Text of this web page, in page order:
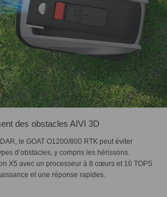
des obstacles AIVI 3D
le GOAT O1200/800 RTK peut éviter
d’obstacles, y compris les hérissons.
X5 avec un processeur à 8 cœurs et 10 TOPS
et une réponse rapides.